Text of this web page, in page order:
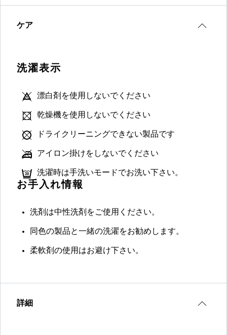
ケア
洗濯表示
漂白剤を使用しないでください
乾燥機を使用しないでください
ドライクリーニングできない製品です
アイロン掛けをしないでください
洗濯時は手洗いモードでお洗い下さい。
お手入れ情報
洗剤は中性洗剤をご使用ください。
同色の製品と一緒の洗濯をお勧めします。
柔軟剤の使用はお避け下さい。
詳細